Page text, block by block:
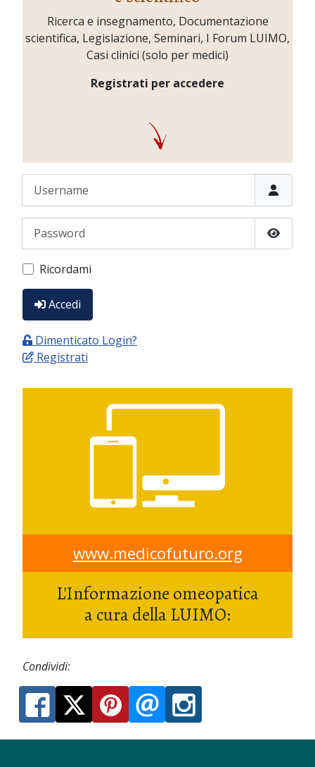
Ricerca e insegnamento, Documentazione
scientifica, Legislazione, Seminari, I Forum LUIMO,
Casi clinici (solo per medici)
Registrati per accedere
Username
Password
Show
Ricordami
Accedi
Dimenticato Login?
Registrati
www.medicofuturo.org
L'Informazione omeopatica
a cura della LUIMO:
Condividi: